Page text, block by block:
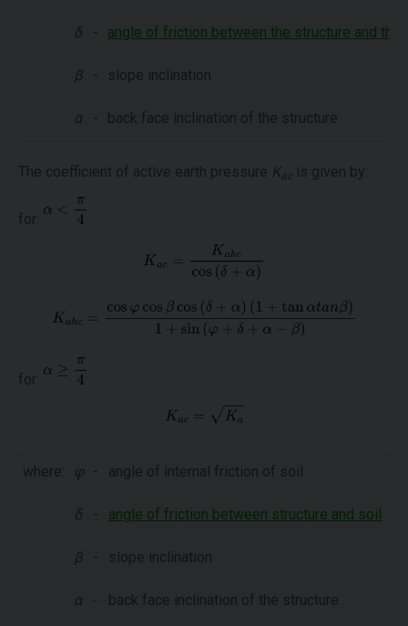
δ - angle of friction between the structure and the
β - slope inclination
α - back face inclination of the structure
The coefficient of active earth pressure Kac is given by:
for:
for:
where: φ - angle of internal friction of soil
δ - angle of friction between structure and soil
β - slope inclination
α - back face inclination of the structure